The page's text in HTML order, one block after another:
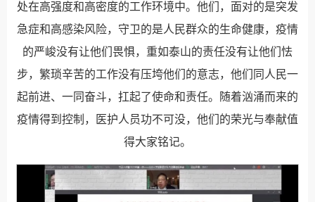
处在高强度和高密度的工作环境中。他们，面对的是突发
急症和高感染风险，守卫的是人民群众的生命健康，疫情
的严峻没有让他们畏惧，重如泰山的责任没有让他们怯
步，繁琐辛苦的工作没有压垮他们的意志，他们同人民一
起前进、一同奋斗，扛起了使命和责任。随着汹涌而来的
疫情得到控制，医护人员功不可没，他们的荣光与奉献值
得大家铭记。